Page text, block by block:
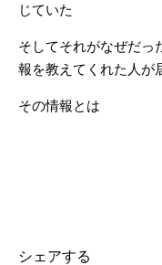
じていた
そしてそれがなぜだっ
報を教えてくれた人が
その情報とは
シェアする